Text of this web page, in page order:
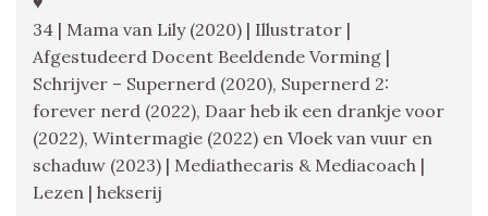
34 | Mama van Lily (2020) | Illustrator |
Afgestudeerd Docent Beeldende Vorming |
Schrijver – Supernerd (2020), Supernerd 2:
forever nerd (2022), Daar heb ik een drankje voor
(2022), Wintermagie (2022) en Vloek van vuur en
schaduw (2023) | Mediathecaris & Mediacoach |
Lezen | hekserij